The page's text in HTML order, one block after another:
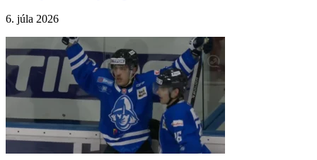
6. júla 2026